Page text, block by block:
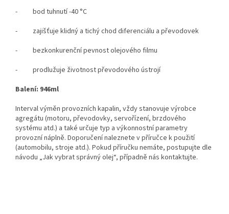
- bod tuhnutí -40 °C
- zajišťuje klidný a tichý chod diferenciálu a převodovek
- bezkonkurenční pevnost olejového filmu
- prodlužuje životnost převodového ústrojí
Balení: 946ml
Interval výměn provozních kapalin, vždy stanovuje výrobce
agregátu (motoru, převodovky, servořízení, brzdového
systému atd.) a také určuje typ a výkonnostní parametry
provozní náplně. Doporučení naleznete v příručce k použití
(automobilu, stroje atd.). Pokud příručku nemáte, postupujte dle
návodu „Jak vybrat správný olej“, případně nás kontaktujte.